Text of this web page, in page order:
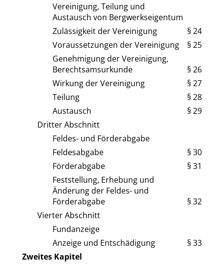
Vereinigung, Teilung und
Austausch von Bergwerkseigentum
Zulässigkeit der Vereinigung
§ 24
Voraussetzungen der Vereinigung
§ 25
Genehmigung der Vereinigung,
Berechtsamsurkunde
§ 26
Wirkung der Vereinigung
§ 27
Teilung
§ 28
Austausch
§ 29
Dritter Abschnitt
Feldes- und Förderabgabe
Feldesabgabe
§ 30
Förderabgabe
§ 31
Feststellung, Erhebung und
Änderung der Feldes- und
Förderabgabe
§ 32
Vierter Abschnitt
Fundanzeige
Anzeige und Entschädigung
§ 33
Zweites Kapitel